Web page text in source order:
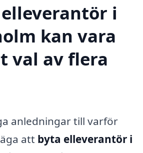
i
kan vara
val av flera
anledningar till varför
att byta elleverantör i